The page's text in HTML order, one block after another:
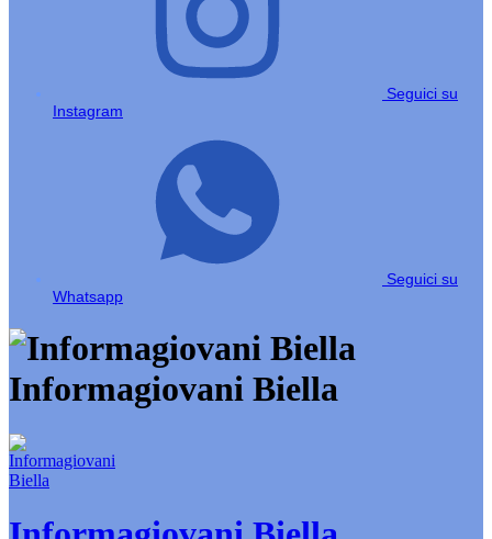
Seguici su
Instagram
Seguici su
Whatsapp
Informagiovani Biella